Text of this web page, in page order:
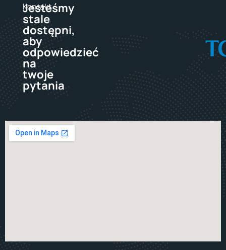
Kontakt
Jesteśmy
stale
dostępni,
aby
odpowiedzieć
na
twoje
pytania